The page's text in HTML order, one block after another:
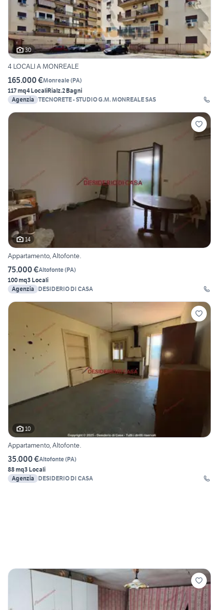
30
4 LOCALI A MONREALE
165.000 €Monreale(PA)
117 mq4 LocaliRialz.2 Bagni
Agenzia TECNORETE - STUDIO G.M. MONREALE SAS
14
Appartamento, Altofonte.
75.000 €Altofonte(PA)
100 mq3 Locali
Agenzia
DESIDERIO DI CASA
10
Appartamento, Altofonte.
35.000 €Altofonte(PA)
88 mq3 Locali
Agenzia
DESIDERIO DI CASA